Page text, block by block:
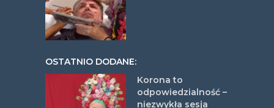
OSTATNIO DODANE:
Korona to
odpowiedzialność –
niezwykła sesja